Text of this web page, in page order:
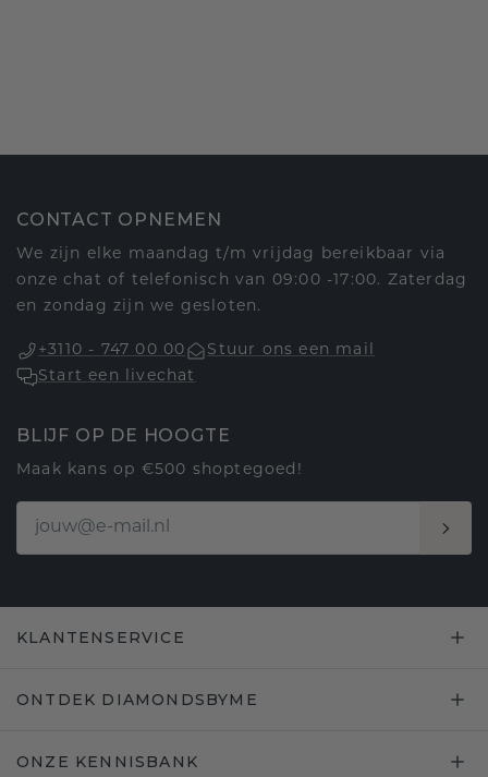
CONTACT OPNEMEN
We zijn elke maandag t/m vrijdag bereikbaar via
onze chat of telefonisch van 09:00 -17:00. Zaterdag
en zondag zijn we gesloten.
+3110 - 747 00 00
Stuur ons een mail
Start een livechat
BLIJF OP DE HOOGTE
Maak kans op €500 shoptegoed!
KLANTENSERVICE
ONTDEK DIAMONDSBYME
ONZE KENNISBANK